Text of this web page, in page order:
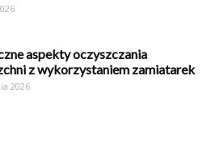
aspekty oczyszczania
z wykorzystaniem zamiatarek
2026